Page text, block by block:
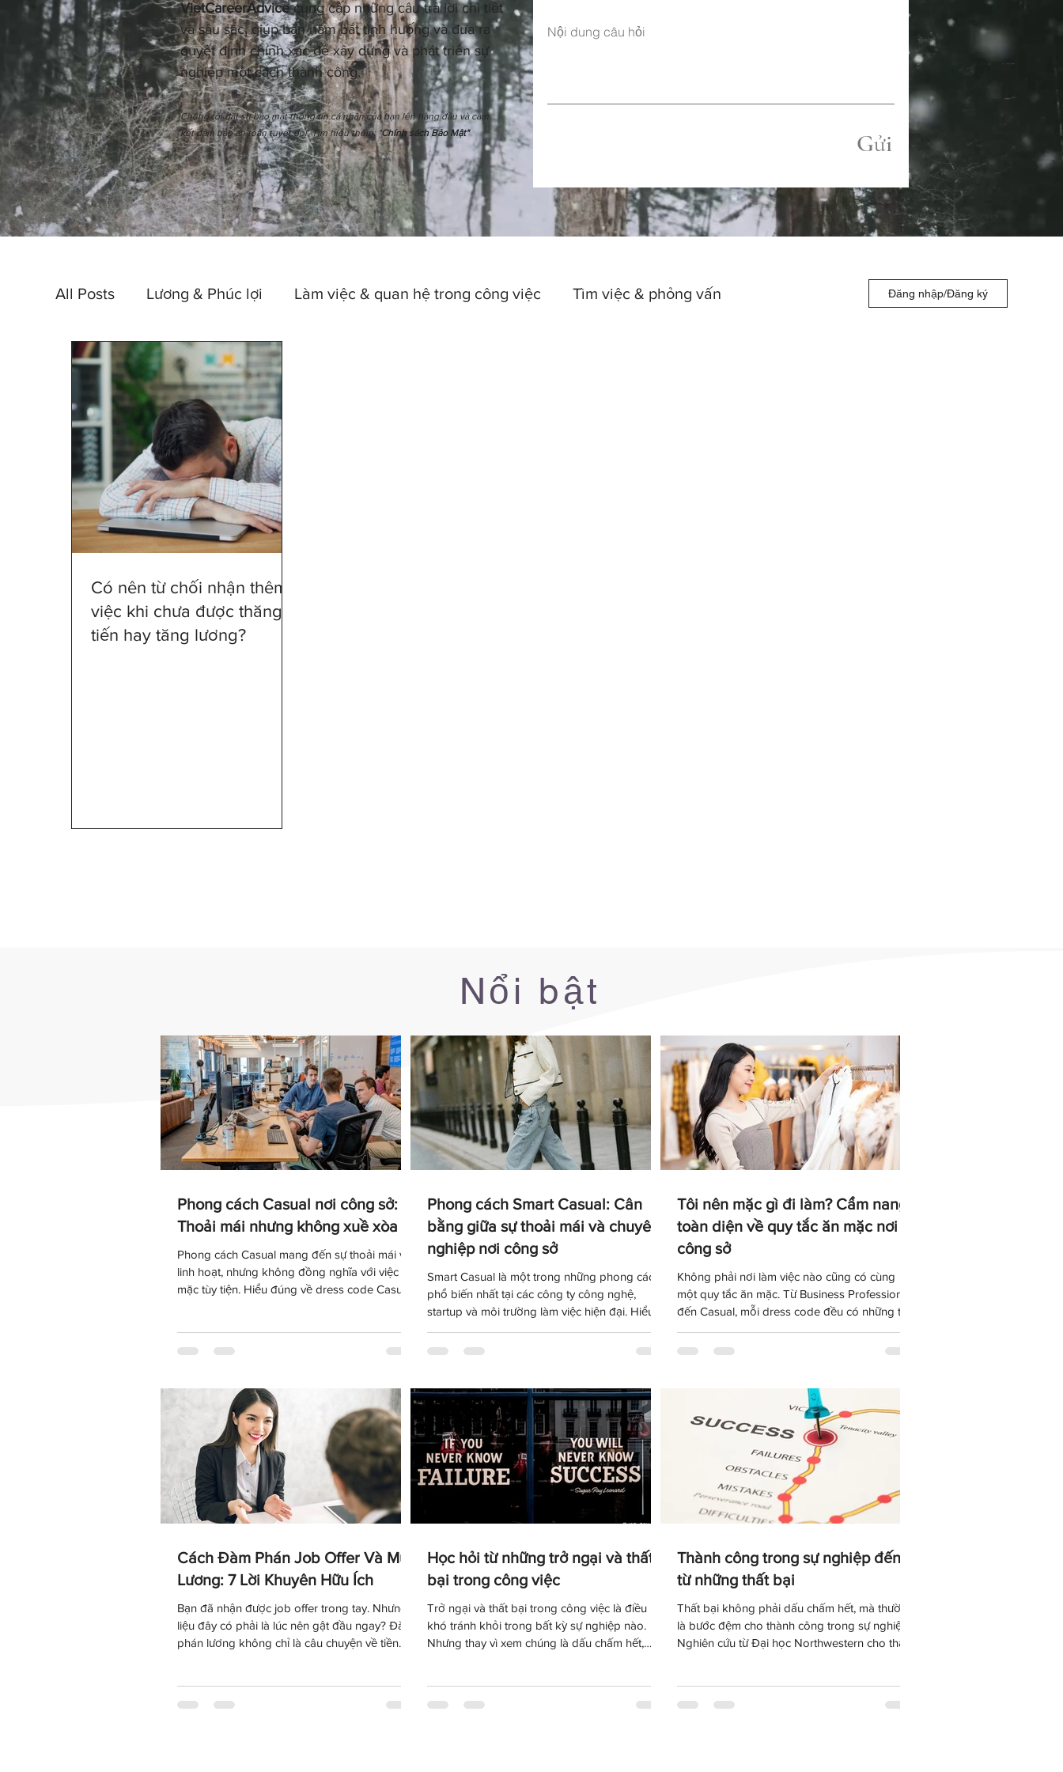
VietCareerAdvicecung cấp những câu trả lời chi tiết
và sâu sắc, giúp bạn nắm bắt tình huống và đưa ra
quyết định chính xác để xây dựng và phát triển sự
nghiệp một cách thành công.
Chúng tôi đặt sự bảo mật thông tin cá nhân của bạn lên hàng đầu và cam
kết đảm bảo an toàn tuyệt đối. Tìm hiểu thêm: "Chính sách Bảo Mật"
Nội dung câu hỏi
Gửi
All Posts Lương & Phúc lợi Làm việc & quan hệ trong công việc Tìm việc & phỏng vấn
Tất cả RMBT RMBT - Khám phá và lập kế hoạch sn
RMBT - Phat trien Ky nang
Tìm hiểu sự nghiệp & thực tập
RMBT-Chính trị Công sở
Đăng nhập/Đăng ký
Có nên từ chối nhận thêm
việc khi chưa được thăng
tiến hay tăng lương?
Nổi bật
Phong cách Casual nơi công sở:
Thoải mái nhưng không xuề xòa
Phong cách Casual mang đến sự thoải mái và
linh hoạt, nhưng không đồng nghĩa với việc ăn
mặc tùy tiện. Hiểu đúng về dress code Casual
môi trường làm việc hiện đại.
Phong cách Smart Casual: Cân
bằng giữa sự thoải mái và chuyên
nghiệp nơi công sở
Smart Casual là một trong những phong cách
phổ biến nhất tại các công ty công nghệ,
startup và môi trường làm việc hiện đại. Hiểu
đúng về dress code này sẽ giúp bạn xây dựng
hình ảnh chuyên nghiệp mà vẫn giữ được sự
Tôi nên mặc gì đi làm? Cẩm nang
toàn diện về quy tắc ăn mặc nơi
công sở
Không phải nơi làm việc nào cũng có cùng
một quy tắc ăn mặc. Từ Business Professional
đến Casual, mỗi dress code đều có những tiêu
chuẩn và bối cảnh riêng. Bài viết này sẽ giúp
bạn hiểu các phong cách trang phục công sở
Cách Đàm Phán Job Offer Và Mức
Lương: 7 Lời Khuyên Hữu Ích
Bạn đã nhận được job offer trong tay. Nhưng
liệu đây có phải là lúc nên gật đầu ngay? Đàm
phán lương không chỉ là câu chuyện về tiền
thực tế giúp bạn tự tin thương lượng mức lương
Học hỏi từ những trở ngại và thất
bại trong công việc
Trở ngại và thất bại trong công việc là điều
khó tránh khỏi trong bất kỳ sự nghiệp nào.
Nhưng thay vì xem chúng là dấu chấm hết,
nghiệp.
Thành công trong sự nghiệp đến
từ những thất bại
Thất bại không phải dấu chấm hết, mà thường
là bước đệm cho thành công trong sự nghiệp.
Nghiên cứu từ Đại học Northwestern cho thấy
rõ điều mình muốn và tạo động lực thay đổi